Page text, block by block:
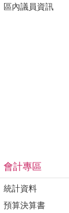
區內議員資訊
會計專區
統計資料
預算決算書